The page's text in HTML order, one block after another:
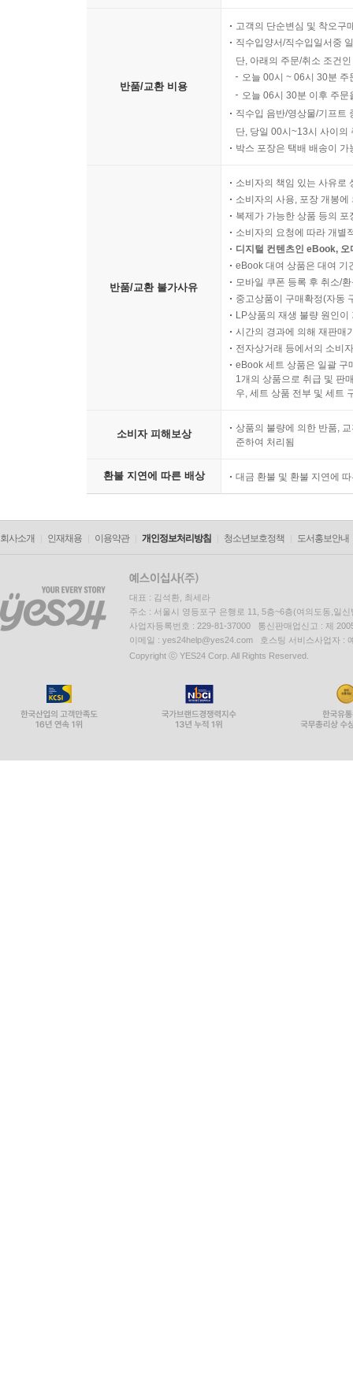
반품/교환 비용
고객의 단순변심 및 착오구
직수입양서/직수입일서중
단, 아래의 주문/취소 조건
오늘 00시 ~ 06시 30분
오늘 06시 30분 이후 주
직수입 음반/영상물/기프트
단, 당일 00시~13시 사이의
박스 포장은 택배 배송이
반품/교환 불가사유
소비자의 책임 있는 사유로
소비자의 사용, 포장 개봉
복제가 가능한 상품 등의
소비자의 요청에 따라 개별
디지털 컨텐츠인 eBook,
eBook 대여 상품은 대여 기
모바일 쿠폰 등록 후 취소/
중고상품이 구매확정(자동
LP상품의 재생 불량 원인
시간의 경과에 의해 재판매
전자상거래 등에서의 소비
eBook 세트 상품은 일괄 구
1개의 상품으로 취급 및 판
우, 세트 상품 전부 및 세트
소비자 피해보상
상품의 불량에 의한 반품,
준하여 처리됨
환불 지연에 따른 배상 대금 환불 및 환불 지연에
회사소개 인재채용 이용약관 개인정보처리방침 청소년보호정책 도서홍보안내
대표 : 김석환, 최세라
주소 : 서울시 영등포구 은행로 11, 5층~6층(여의도동,일신
사업자등록번호 : 229-81-37000 통신판매업신고 : 제
이메일 : yes24help@yes24.com 호스팅 서비스사업자 :
Copyright ⓒ YES24 Corp. All Rights Reserved.